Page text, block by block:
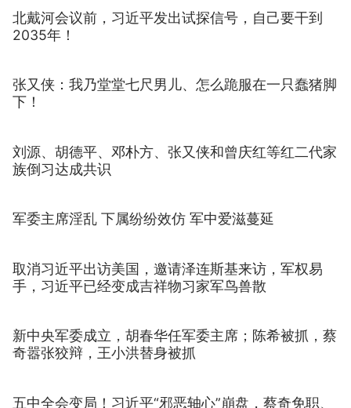
北戴河会议前，习近平发出试探信号，自己要干到
2035年！
张又侠：我乃堂堂七尺男儿、怎么跪服在一只蠢猪脚
下！
刘源、胡德平、邓朴方、张又侠和曾庆红等红二代家
族倒习达成共识
军委主席淫乱 下属纷纷效仿 军中爱滋蔓延
取消习近平出访美国，邀请泽连斯基来访，军权易
手，习近平已经变成吉祥物习家军鸟兽散
新中央军委成立，胡春华任军委主席；陈希被抓，蔡
奇嚣张狡辩，王小洪替身被抓
五中全会变局！习近平“邪恶轴心”崩盘，蔡奇免职、